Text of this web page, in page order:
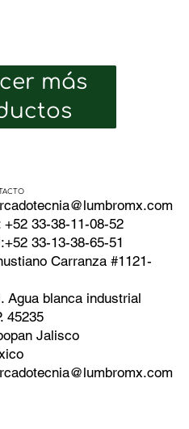
más
+52 33-38-11-08-52
33-13-38-65-51
Carranza #1121-
Agua blanca industrial
45235
Jalisco